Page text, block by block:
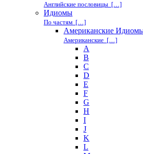
Английские пословицы […]
Идиомы
По частям […]
Американские
Американские […]
A
B
C
D
E
F
G
H
I
J
K
L